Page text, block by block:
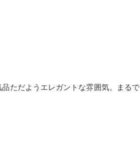
ただようエレガントな雰囲気。まるで